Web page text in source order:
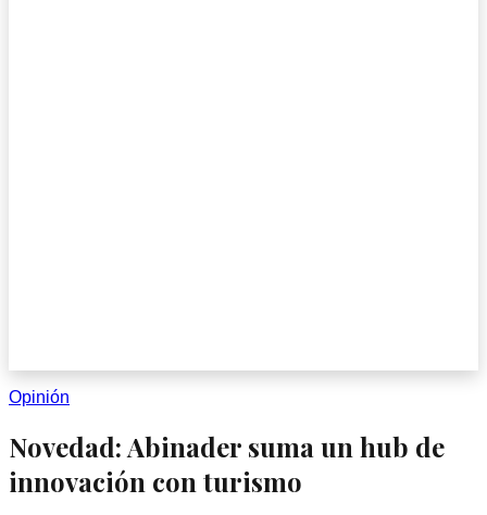
Opinión
Novedad: Abinader suma un hub de
innovación con turismo